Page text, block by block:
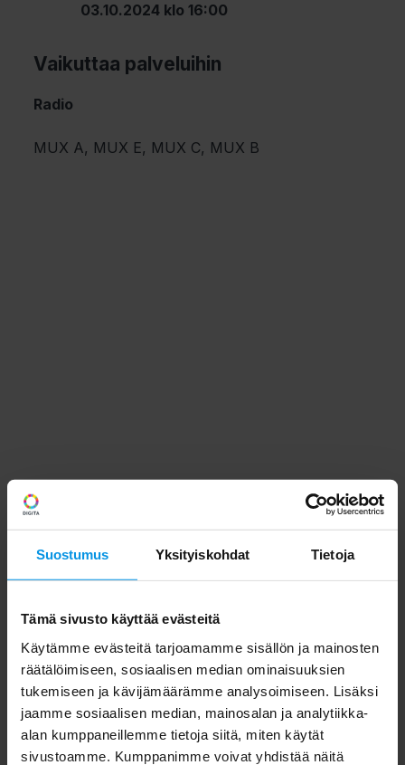
Suostumus Yksityiskohdat Tietoja
Tämä sivusto käyttää evästeitä
Käytämme evästeitä tarjoamamme sisällön ja mainosten
räätälöimiseen, sosiaalisen median ominaisuuksien
tukemiseen ja kävijämäärämme analysoimiseen. Lisäksi
jaamme sosiaalisen median, mainosalan ja analytiikka-
alan kumppaneillemme tietoja siitä, miten käytät
sivustoamme. Kumppanimme voivat yhdistää näitä
03.10.2024 klo 16:00
Vaikuttaa palveluihin
Radio
MUX A, MUX E, MUX C, MUX B